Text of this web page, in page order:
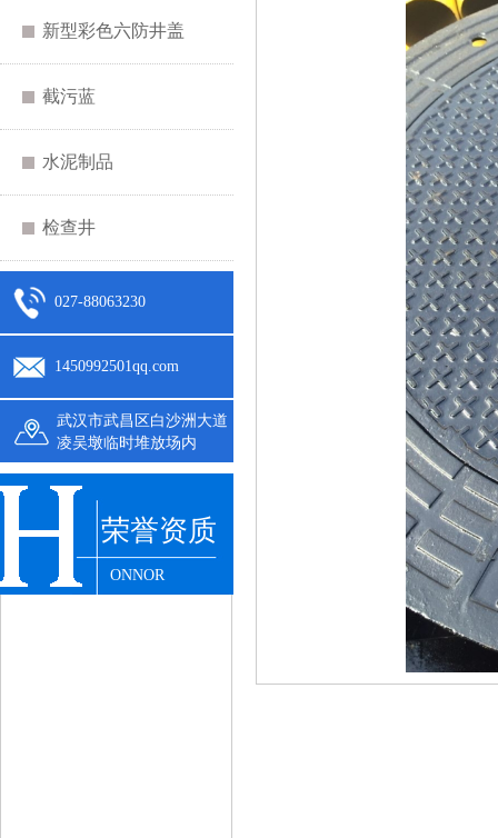
新型彩色六防井盖
截污蓝
水泥制品
检查井
027-88063230
1450992501qq.com
武汉市武昌区白沙洲大道
凌吴墩临时堆放场内
荣誉资质
ONNOR